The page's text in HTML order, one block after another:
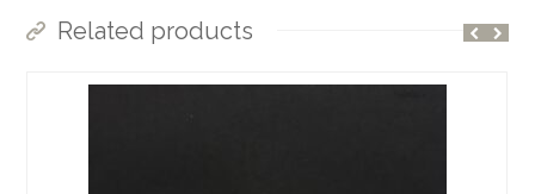
Related products